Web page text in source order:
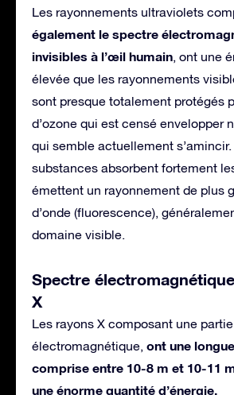
Les rayonnements ultraviolets
également le spectre
invisibles à l’œil humain, ont une
élevée que les rayonnements
sont presque totalement protégés
d’ozone qui est censé envelopper
qui semble actuellement
substances absorbent fortement
émettent un rayonnement de plus
d’onde (fluorescence),
domaine visible.
Spectre
X
Les rayons X composant une
électromagnétique, ont une
comprise entre 10-8 m et 10-11
une énorme quantité d’énergie.